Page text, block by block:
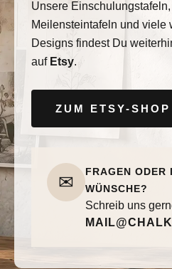
Unsere
Meilensteintafeln und viele
Designs findest Du
auf Etsy.
ZUM ETSY-SHOP
✉
FRAGEN ODER
WÜNSCHE?
Schreib uns